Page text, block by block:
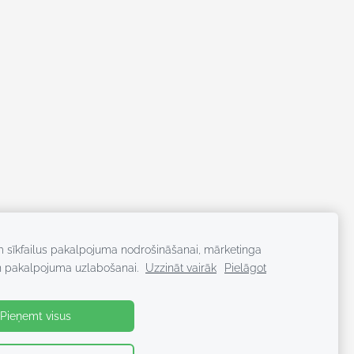
sīkfailus pakalpojuma nodrošināšanai, mārketinga
pakalpojuma uzlabošanai.
Uzzināt vairāk Pielāgot
Pieņemt visus